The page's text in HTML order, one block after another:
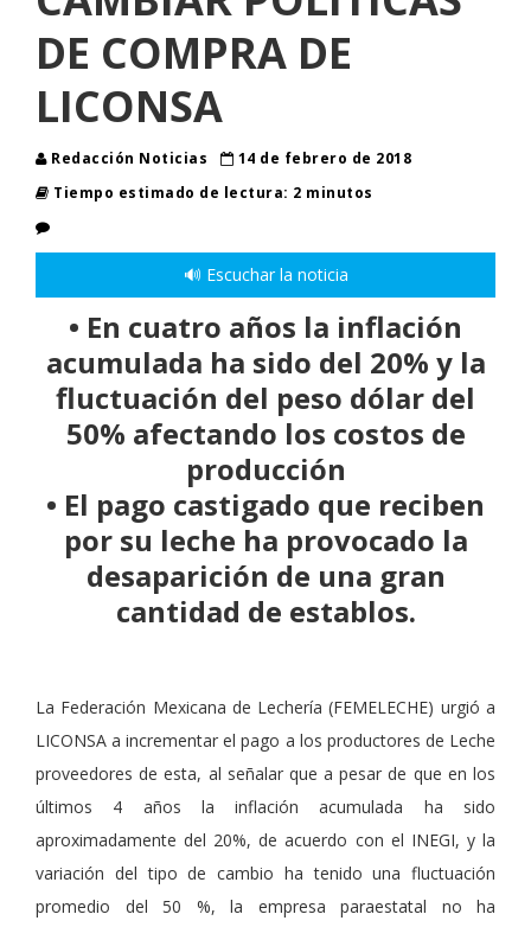
DE COMPRA DE
LICONSA
Redacción Noticias
14 de febrero de 2018
Tiempo estimado de lectura: 2 minutos
🔊 Escuchar la noticia
• En cuatro años la inflación
acumulada ha sido del 20% y la
fluctuación del peso dólar del
50% afectando los costos de
producción
• El pago castigado que reciben
por su leche ha provocado la
desaparición de una gran
cantidad de establos.
La Federación Mexicana de Lechería (FEMELECHE) urgió a
LICONSA a incrementar el pago a los productores de Leche
proveedores de esta, al señalar que a pesar de que en los
últimos 4 años la inflación acumulada ha sido
aproximadamente del 20%, de acuerdo con el INEGI, y la
variación del tipo de cambio ha tenido una fluctuación
promedio del 50 %, la empresa paraestatal no ha